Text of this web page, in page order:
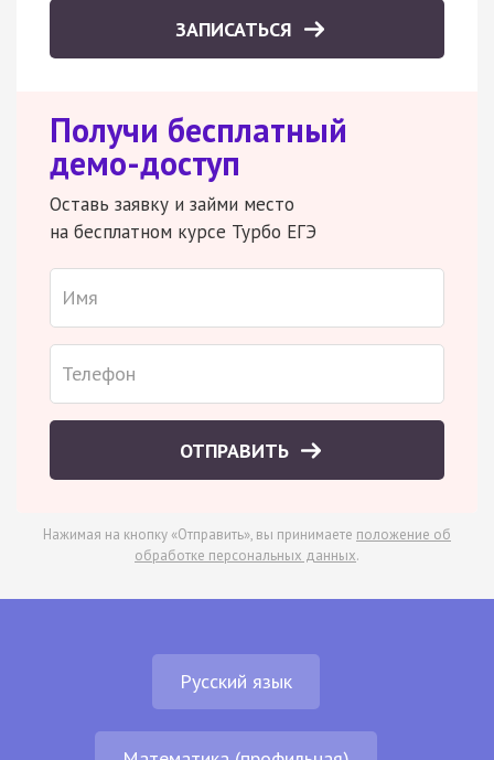
ЗАПИСАТЬСЯ
Получи бесплатный
демо-доступ
Оставь заявку и займи место
на бесплатном курсе Турбо ЕГЭ
ОТПРАВИТЬ
Нажимая на кнопку «Отправить», вы принимаете положение об
обработке персональных данных.
Русский язык